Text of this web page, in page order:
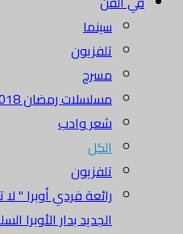
سينما
تلفزيون
مسرح
مسلسلات رمضان 2018
شعر وادب
الكل
تلفزيون
رائعة فردي أوبرا "
الجديد بدار الأوبرا